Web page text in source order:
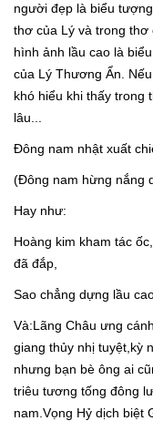
người đẹp là biểu
thơ của Lý và trong
hình ảnh lầu cao là
của Lý Thương Ẩn.
khó hiểu khi thấy trong
lâu...
Đông nam nhật xuất
(Đông nam hừng nắng
Hay như:
Hoàng kim kham tác
đã đắp,
Sao chẳng dựng lầu
Và:Lãng Châu ưng
giang thủy nhị tuyệt,kỳ
nhưng bạn bè ông ai
triêu tương tống đông
nam.Vọng Hỷ dịch biệt